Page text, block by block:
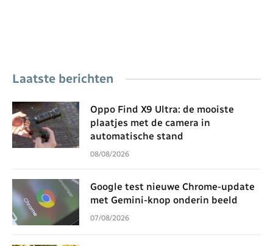
Laatste berichten
Oppo Find X9 Ultra: de mooiste
plaatjes met de camera in
automatische stand
08/08/2026
Google test nieuwe Chrome-update
met Gemini-knop onderin beeld
07/08/2026